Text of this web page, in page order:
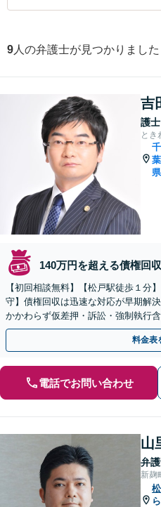
9 人の弁護士が見つかりました
吉
護士
とき
千
葉
県
140万円を超える債権回収
【初回相談無料】【松戸駅徒歩１分
守】債権回収は迅速な対応が早期解
かかわらず仮差押・訴訟・強制執行
ずは弁護士までご相談ください。
料金表
電話でお問い合わせ
山
弁
新麹